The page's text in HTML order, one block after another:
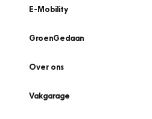
E-Mobility
GroenGedaan
Over ons
Vakgarage